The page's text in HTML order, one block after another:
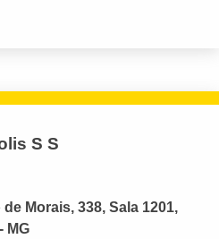
S S
Morais, 338, Sala 1201,
MG